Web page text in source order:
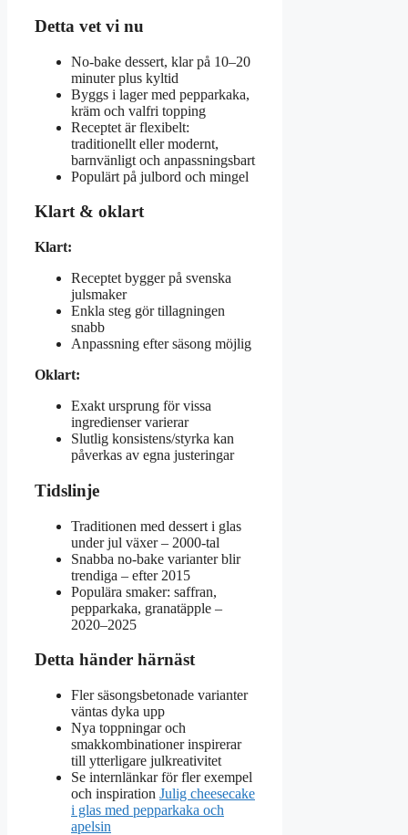
Detta vet vi nu
No-bake dessert, klar på 10–20
minuter plus kyltid
Byggs i lager med pepparkaka,
kräm och valfri topping
Receptet är flexibelt:
traditionellt eller modernt,
barnvänligt och anpassningsbart
Populärt på julbord och mingel
Klart & oklart
Klart:
Receptet bygger på svenska
julsmaker
Enkla steg gör tillagningen
snabb
Anpassning efter säsong möjlig
Oklart:
Exakt ursprung för vissa
ingredienser varierar
Slutlig konsistens/styrka kan
påverkas av egna justeringar
Tidslinje
Traditionen med dessert i glas
under jul växer – 2000-tal
Snabba no-bake varianter blir
trendiga – efter 2015
Populära smaker: saffran,
pepparkaka, granatäpple –
2020–2025
Detta händer härnäst
Fler säsongsbetonade varianter
väntas dyka upp
Nya toppningar och
smakkombinationer inspirerar
till ytterligare julkreativitet
Se internlänkar för fler exempel
och inspiration Julig cheesecake
i glas med pepparkaka och
apelsin